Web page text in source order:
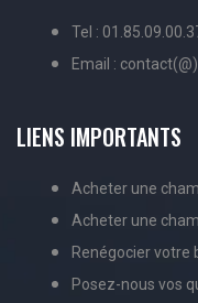
Tel :
Email :
LIENS IMPORTANTS
Acheter une
Acheter une
Renégocier votre
Posez-nous vos